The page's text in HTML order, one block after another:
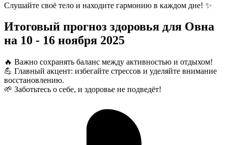
Слушайте своё тело и находите гармонию в каждом дне! ✨
Итоговый прогноз здоровья для Овна
на 10 - 16 ноября 2025
🔥 Важно сохранять баланс между активностью и отдыхом!
💪 Главный акцент: избегайте стрессов и уделяйте внимание
восстановлению.
🌱 Заботьтесь о себе, и здоровье не подведёт!